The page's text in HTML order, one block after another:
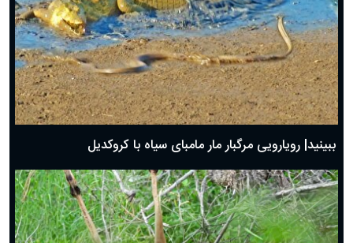
ببینید| رویارویی مرگبار مار مامبای سیاه با کروکدیل